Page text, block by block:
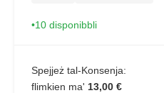
10 disponibbli
Spejjeż tal-Konsenja:
flimkien ma' 13,00 €